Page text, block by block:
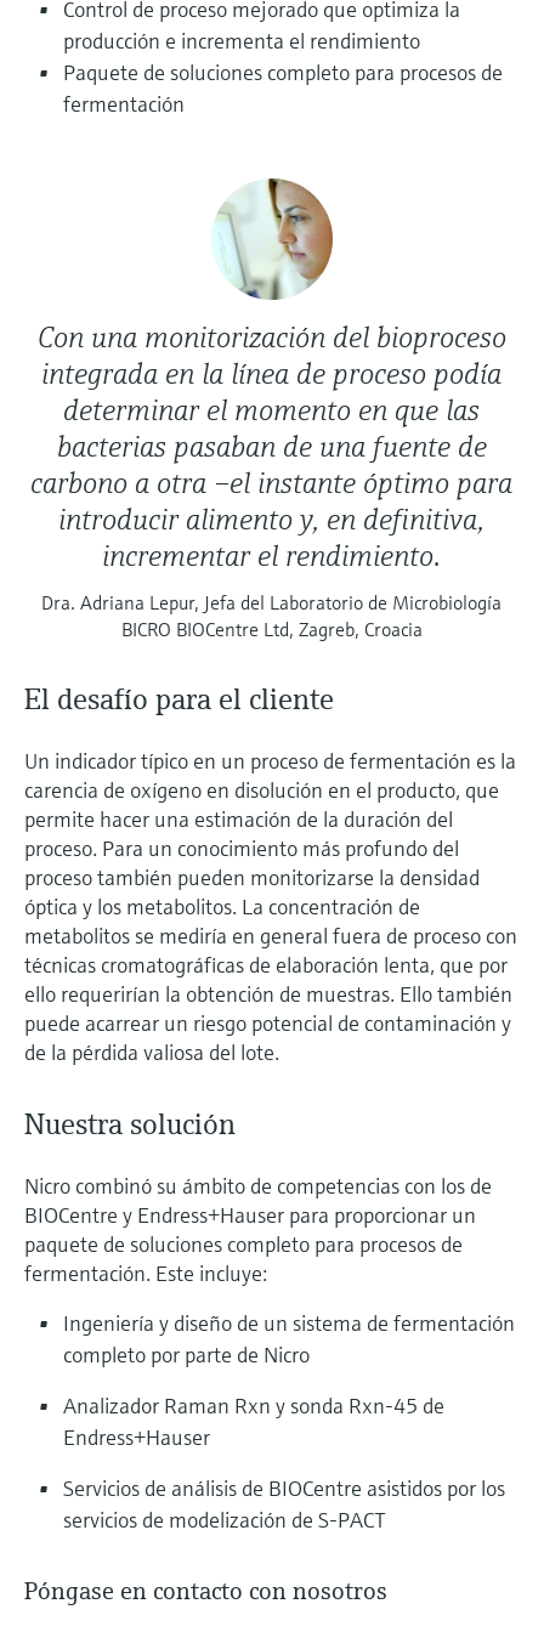
Visor de dispositivos
Encuentre información y documentación
específicas sobre los productos.
Encuentre repuestos por raíz del producto,
código de pedido o número de serie
electromecánico
Medición de nivel por barrera de
microondas
Level measurement with pressure
Medición mediante transmisión de
microondas
la transparencia de los procesos
para una toma de decisiones más
sólida y fundamentada
Control de proceso mejorado que optimiza la
producción e incrementa el rendimiento
Paquete de soluciones completo para procesos de
fermentación
Con una monitorización del bioproceso
integrada en la línea de proceso podía
determinar el momento en que las
bacterias pasaban de una fuente de
carbono a otra –el instante óptimo para
introducir alimento y, en definitiva,
incrementar el rendimiento.
Dra. Adriana Lepur, Jefa del Laboratorio de Microbiología
BICRO BIOCentre Ltd, Zagreb, Croacia
El desafío para el cliente
Un indicador típico en un proceso de fermentación es la
carencia de oxígeno en disolución en el producto, que
permite hacer una estimación de la duración del
proceso. Para un conocimiento más profundo del
proceso también pueden monitorizarse la densidad
óptica y los metabolitos. La concentración de
metabolitos se mediría en general fuera de proceso con
técnicas cromatográficas de elaboración lenta, que por
ello requerirían la obtención de muestras. Ello también
puede acarrear un riesgo potencial de contaminación y
de la pérdida valiosa del lote.
Nuestra solución
Nicro combinó su ámbito de competencias con los de
BIOCentre y Endress+Hauser para proporcionar un
paquete de soluciones completo para procesos de
fermentación. Este incluye:
Ingeniería y diseño de un sistema de fermentación
completo por parte de Nicro
Analizador Raman Rxn y sonda Rxn-45 de
Endress+Hauser
Servicios de análisis de BIOCentre asistidos por los
servicios de modelización de S-PACT
Póngase en contacto con nosotros